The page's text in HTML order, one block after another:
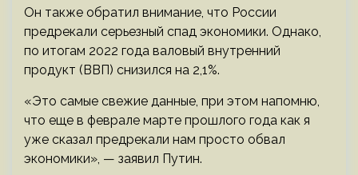
Он также обратил внимание, что России
предрекали серьезный спад экономики. Однако,
по итогам 2022 года валовый внутренний
продукт (ВВП) снизился на 2,1%.
«Это самые свежие данные, при этом напомню,
что еще в феврале марте прошлого года как я
уже сказал предрекали нам просто обвал
экономики», — заявил Путин.